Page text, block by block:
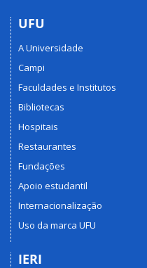
UFU
A Universidade
Campi
Faculdades e Institutos
Bibliotecas
Hospitais
Restaurantes
Fundações
Apoio estudantil
Internacionalização
Uso da marca UFU
IERI